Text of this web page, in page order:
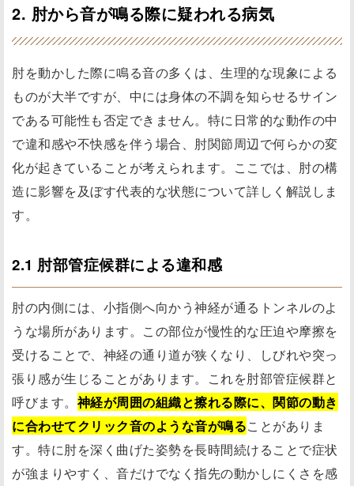
2. 肘から音が鳴る際に疑われる病気
肘を動かした際に鳴る音の多くは、生理的な現象による
ものが大半ですが、中には身体の不調を知らせるサイン
である可能性も否定できません。特に日常的な動作の中
で違和感や不快感を伴う場合、肘関節周辺で何らかの変
化が起きていることが考えられます。ここでは、肘の構
造に影響を及ぼす代表的な状態について詳しく解説しま
す。
2.1 肘部管症候群による違和感
肘の内側には、小指側へ向かう神経が通るトンネルのよ
うな場所があります。この部位が慢性的な圧迫や摩擦を
受けることで、神経の通り道が狭くなり、しびれや突っ
張り感が生じることがあります。これを肘部管症候群と
呼びます。神経が周囲の組織と擦れる際に、関節の動き
に合わせてクリック音のような音が鳴ることがありま
す。特に肘を深く曲げた姿勢を長時間続けることで症状
が強まりやすく、音だけでなく指先の動かしにくさを感